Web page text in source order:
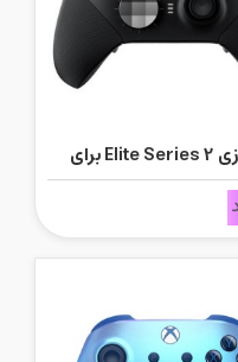
دسته بازی Elite Series 2 برای